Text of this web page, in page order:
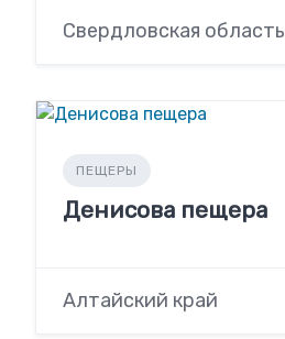
Свердловская область
ПЕЩЕРЫ
Денисова пещера
Алтайский край